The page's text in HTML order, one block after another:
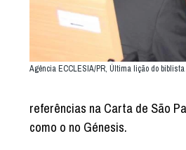
Agência ECCLESIA/PR, Última lição do
referências na Carta de São
como o no Génesis.